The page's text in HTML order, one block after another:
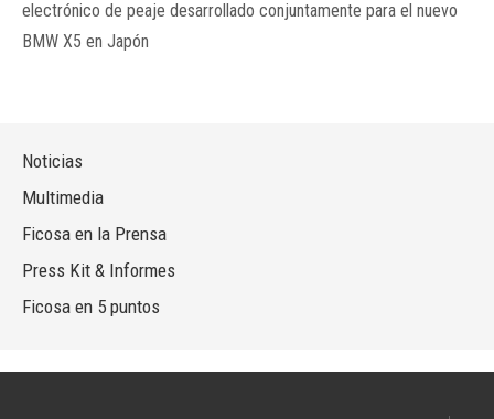
electrónico de peaje desarrollado conjuntamente para el nuevo
BMW X5 en Japón
Noticias
Multimedia
Ficosa en la Prensa
Press Kit & Informes
Ficosa en 5 puntos